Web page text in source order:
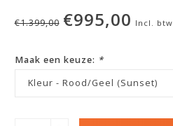
€1.399,00 €995,00 Incl. btw
Maak een keuze: *
Kleur - Rood/Geel (Sunset)